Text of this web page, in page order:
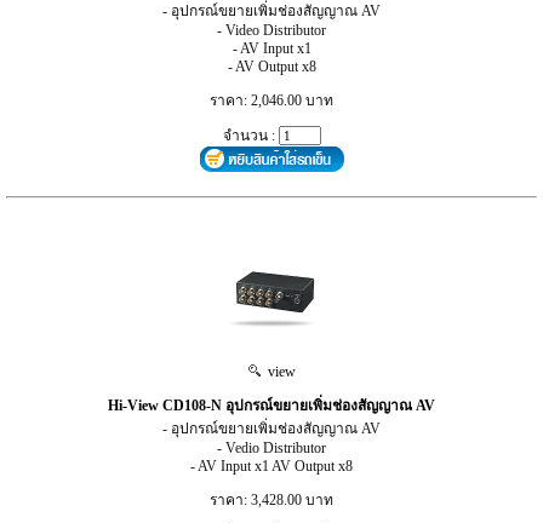
- อุปกรณ์ขยายเพิ่มช่องสัญญาณ AV
- Video Distributor
- AV Input x1
- AV Output x8
ราคา: 2,046.00 บาท
จำนวน :
view
Hi-View CD108-N อุปกรณ์ขยายเพิ่มช่องสัญญาณ AV
- อุปกรณ์ขยายเพิ่มช่องสัญญาณ AV
- Vedio Distributor
- AV Input x1 AV Output x8
ราคา: 3,428.00 บาท